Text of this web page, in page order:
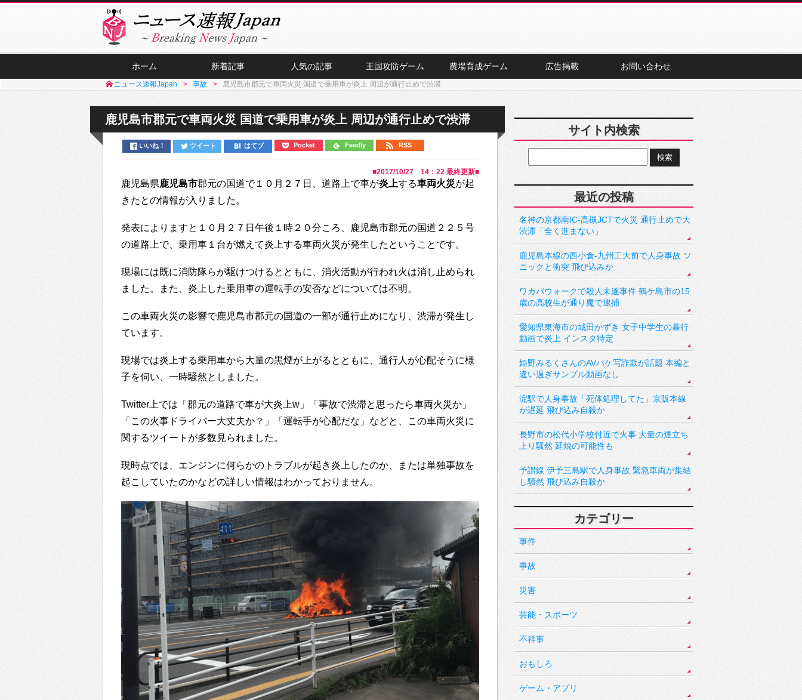
ホーム 新着記事 人気の記事 王国攻防ゲーム 農場育成ゲーム 広告掲載 お問い合わせ
ニュース速報Japan 事故 鹿児島市郡元で車両火災 国道で乗用車が炎上 周辺が通行止めで渋滞
鹿児島市郡元で車両火災 国道で乗用車が炎上 周辺が通行止めで渋滞
いいね！ ツイート はてブ Pocket Feedly RSS
■2017/10/27 14：22 最終更新■
鹿児島県鹿児島市郡元の国道で１０月２７日、道路上で車が炎上する車両火災が起
きたとの情報が入りました。
発表によりますと１０月２７日午後１時２０分ころ、鹿児島市郡元の国道２２５号
の道路上で、乗用車１台が燃えて炎上する車両火災が発生したということです。
現場には既に消防隊らが駆けつけるとともに、消火活動が行われ火は消し止められ
ました。また、炎上した乗用車の運転手の安否などについては不明。
この車両火災の影響で鹿児島市郡元の国道の一部が通行止めになり、渋滞が発生し
ています。
現場では炎上する乗用車から大量の黒煙が上がるとともに、通行人が心配そうに様
子を伺い、一時騒然としました。
Twitter上では「郡元の道路で車が大炎上w」「事故で渋滞と思ったら車両火災か」
「この火事ドライバー大丈夫か？」「運転手が心配だな」などと、この車両火災に
関するツイートが多数見られました。
現時点では、エンジンに何らかのトラブルが起き炎上したのか、または単独事故を
起こしていたのかなどの詳しい情報はわかっておりません。
サイト内検索
最近の投稿
名神の京都南IC-高槻JCTで火災 通行止めで大
渋滞「全く進まない」
鹿児島本線の西小倉-九州工大前で人身事故 ソ
ニックと衝突 飛び込みか
ワカバウォークで殺人未遂事件 鶴ケ島市の15
歳の高校生が通り魔で逮捕
愛知県東海市の城田かずき 女子中学生の暴行
動画で炎上 インスタ特定
姫野みるくさんのAVパケ写詐欺が話題 本編と
違い過ぎサンプル動画なし
淀駅で人身事故「死体処理してた」京阪本線
が遅延 飛び込み自殺か
長野市の松代小学校付近で火事 大量の煙立ち
上り騒然 延焼の可能性も
予讃線 伊予三島駅で人身事故 緊急車両が集結
し騒然 飛び込み自殺か
カテゴリー
事件
事故
災害
芸能・スポーツ
不祥事
おもしろ
ゲーム・アプリ